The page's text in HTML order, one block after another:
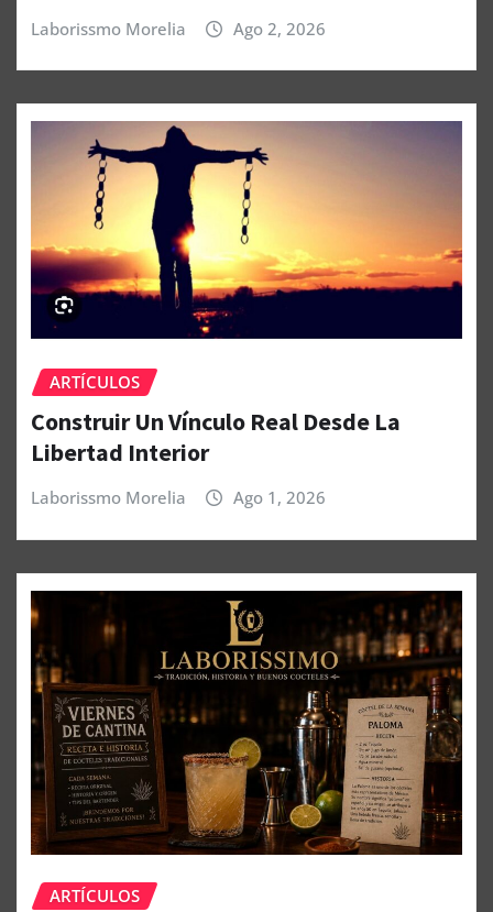
Laborissmo Morelia Ago 2, 2026
ARTÍCULOS
Construir Un Vínculo Real Desde La
Libertad Interior
Laborissmo Morelia Ago 1, 2026
ARTÍCULOS